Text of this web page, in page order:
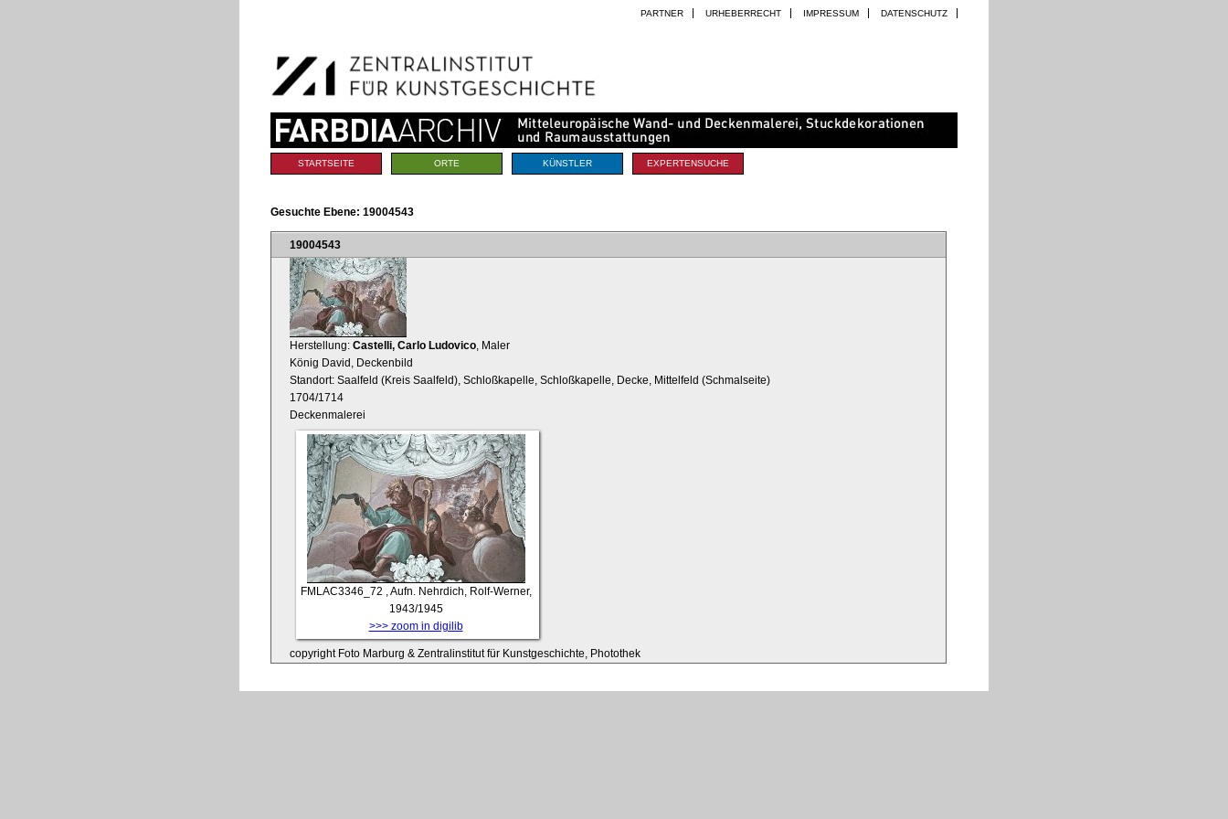
Navigation
PARTNER URHEBERRECHT IMPRESSUM DATENSCHUTZ
Sektionen
STARTSEITE ORTE KÜNSTLER EXPERTENSUCHE
Gesuchte Ebene: 19004543
19004543
Herstellung: Castelli, Carlo Ludovico , Maler
König David, Deckenbild
Standort: Saalfeld (Kreis Saalfeld), Schloßkapelle, Schloßkapelle, Decke, Mittelfeld (Schmalseite)
1704/1714
Deckenmalerei
FMLAC3346_72
, Aufn. Nehrdich, Rolf-Werner,
1943/1945
>>> zoom in digilib
copyright Foto Marburg & Zentralinstitut für Kunstgeschichte, Photothek